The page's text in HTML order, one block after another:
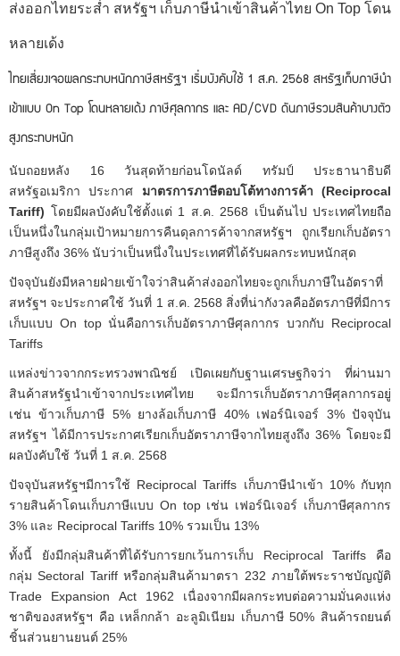
ส่งออกไทยระส่ำ สหรัฐฯ เก็บภาษีนำเข้าสินค้าไทย On Top โดน
หลายเด้ง
ไทยเสี่ยงเจอผลกระทบหนักภาษีสหรัฐฯ เริ่มบังคับใช้ 1 ส.ค. 2568 สหรัฐเก็บภาษีนำ
เข้าแบบ On Top โดนหลายเด้ง ภาษีศุลกากร และ AD/CVD ดันภาษีรวมสินค้าบางตัว
สูงกระทบหนัก
นับถอยหลัง 16 วันสุดท้ายก่อนโดนัลด์ ทรัมป์ ประธานาธิบดี
สหรัฐอเมริกา ประกาศ มาตรการภาษีตอบโต้ทางการค้า (Reciprocal
Tariff) โดยมีผลบังคับใช้ตั้งแต่ 1 ส.ค. 2568 เป็นต้นไป ประเทศไทยถือ
เป็นหนึ่งในกลุ่มเป้าหมายการคืนดุลการค้าจากสหรัฐฯ ถูกเรียกเก็บอัตรา
ภาษีสูงถึง 36% นับว่าเป็นหนึ่งในประเทศที่ได้รับผลกระทบหนักสุด
ปัจจุบันยังมีหลายฝ่ายเข้าใจว่าสินค้าส่งออกไทยจะถูกเก็บภาษีในอัตราที่
สหรัฐฯ จะประกาศใช้ วันที่ 1 ส.ค. 2568 สิ่งที่น่ากังวลคืออัตรภาษีที่มีการ
เก็บแบบ On top นั่นคือการเก็บอัตราภาษีศุลกากร บวกกับ Reciprocal
Tariffs
แหล่งข่าวจากกระทรวงพาณิชย์ เปิดเผยกับฐานเศรษฐกิจว่า ที่ผ่านมา
สินค้าสหรัฐนำเข้าจากประเทศไทย จะมีการเก็บอัตราภาษีศุลกากรอยู่
เช่น ข้าวเก็บภาษี 5% ยางล้อเก็บภาษี 40% เฟอร์นิเจอร์ 3% ปัจจุบัน
สหรัฐฯ ได้มีการประกาศเรียกเก็บอัตราภาษีจากไทยสูงถึง 36% โดยจะมี
ผลบังคับใช้ วันที่ 1 ส.ค. 2568
ปัจจุบันสหรัฐฯมีการใช้ Reciprocal Tariffs เก็บภาษีนำเข้า 10% กับทุก
รายสินค้าโดนเก็บภาษีแบบ On top เช่น เฟอร์นิเจอร์ เก็บภาษีศุลกากร
3% และ Reciprocal Tariffs 10% รวมเป็น 13%
ทั้งนี้ ยังมีกลุ่มสินค้าที่ได้รับการยกเว้นการเก็บ Reciprocal Tariffs คือ
กลุ่ม Sectoral Tariff หรือกลุ่มสินค้ามาตรา 232 ภายใต้พระราชบัญญัติ
Trade Expansion Act 1962 เนื่องจากมีผลกระทบต่อความมั่นคงแห่ง
ชาติของสหรัฐฯ คือ เหล็กกล้า อะลูมิเนียม เก็บภาษี 50% สินค้ารถยนต์
ชิ้นส่วนยานยนต์ 25%